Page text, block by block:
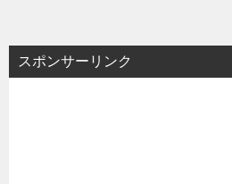
スポンサーリンク